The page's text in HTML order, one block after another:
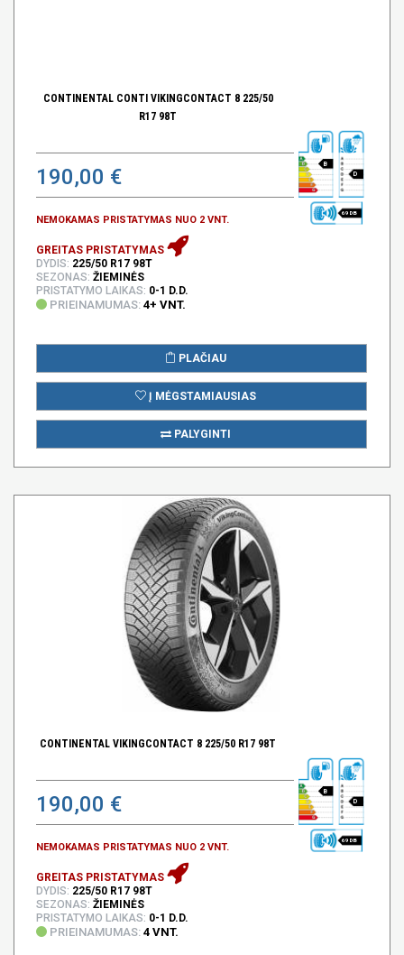
CONTINENTAL CONTI VIKINGCONTACT 8 225/50
R17 98T
190,00 €
NEMOKAMAS PRISTATYMAS NUO 2 VNT.
B
D
69 DB
GREITAS PRISTATYMAS
DYDIS: 225/50 R17 98T
SEZONAS: ŽIEMINĖS
PRISTATYMO LAIKAS: 0-1 D.D.
PRIEINAMUMAS: 4+ VNT.
PLAČIAU
Į MĖGSTAMIAUSIAS
PALYGINTI
CONTINENTAL VIKINGCONTACT 8 225/50 R17 98T
190,00 €
NEMOKAMAS PRISTATYMAS NUO 2 VNT.
B
D
69 DB
GREITAS PRISTATYMAS
DYDIS: 225/50 R17 98T
SEZONAS: ŽIEMINĖS
PRISTATYMO LAIKAS: 0-1 D.D.
PRIEINAMUMAS: 4 VNT.